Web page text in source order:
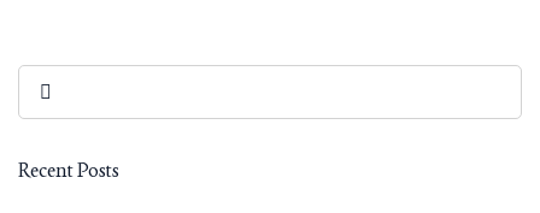
Recent Posts